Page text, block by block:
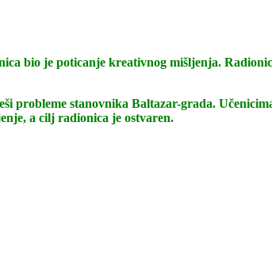
bio je poticanje kreativnog mišljenja.
probleme stanovnika Baltazar-grada.
a cilj radionica je ostvaren.